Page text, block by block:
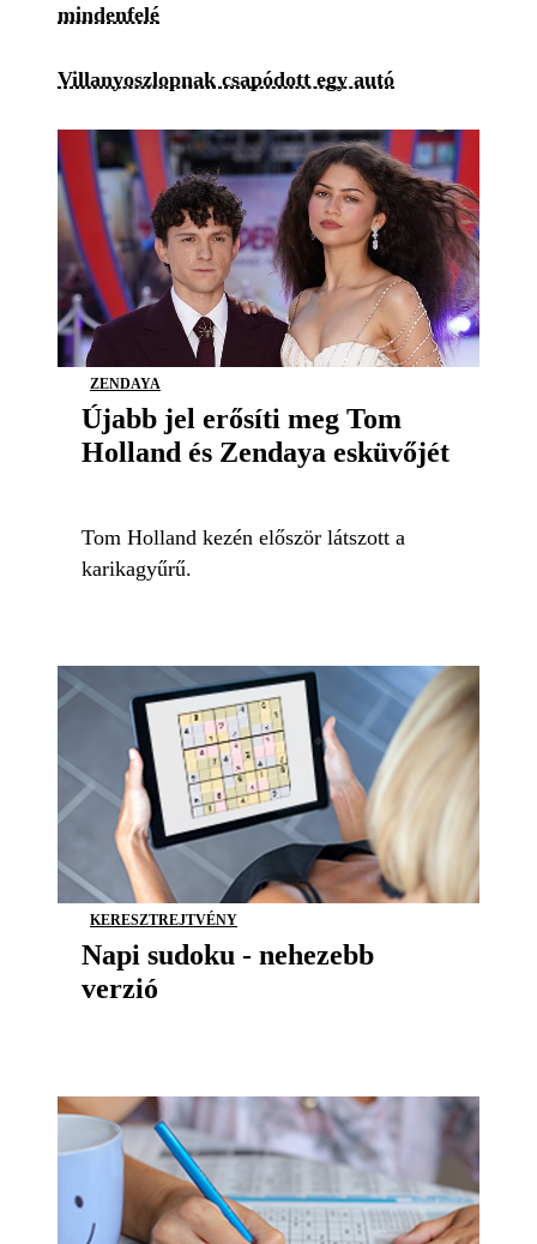
mindenfelé
Villanyoszlopnak csapódott egy autó
ZENDAYA
Újabb jel erősíti meg Tom
Holland és Zendaya esküvőjét
Tom Holland kezén először látszott a
karikagyűrű.
KERESZTREJTVÉNY
Napi sudoku - nehezebb
verzió